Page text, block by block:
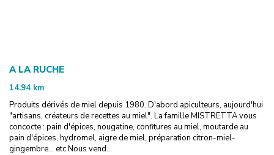
A LA RUCHE
14.94 km
Produits dérivés de miel depuis 1980. D'abord apiculteurs, aujourd'hui
"artisans, créateurs de recettes au miel". La famille MISTRETTA vous
concocte : pain d'épices, nougatine, confitures au miel, moutarde au
pain d'épices, hydromel, aigre de miel, préparation citron-miel-
gingembre... etc Nous vend...